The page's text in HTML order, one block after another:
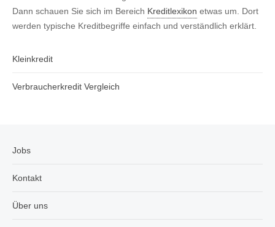
Dann schauen Sie sich im Bereich Kreditlexikon etwas um. Dort
werden typische Kreditbegriffe einfach und verständlich erklärt.
Kleinkredit
Verbraucherkredit Vergleich
Jobs
Kontakt
Über uns